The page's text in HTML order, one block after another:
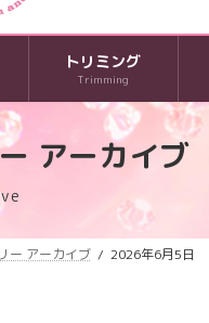
トリミング
Trimming
アーカイブ
ー アーカイブ 2026年6月5日